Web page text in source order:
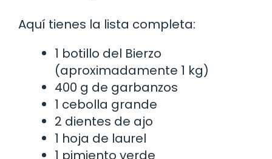
Aquí tienes la lista completa:
1 botillo del Bierzo
(aproximadamente 1 kg)
400 g de garbanzos
1 cebolla grande
2 dientes de ajo
1 hoja de laurel
1 pimiento verde